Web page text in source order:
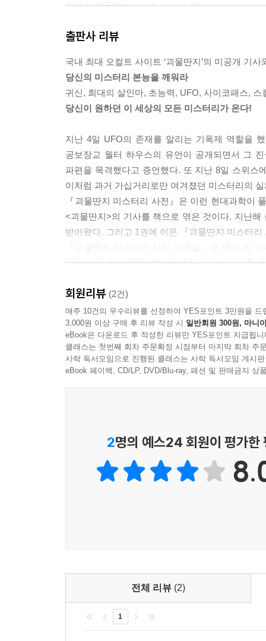
외계인과 관계를 맺었다는 피터 코우리
지구인을 납치하는 이유는 무엇인가
우주 행성의 지구 통신원, 미첼 자매
카라해에 추락한 UFO의 마이크로칩
외계인 사냥꾼의 인간 납치 판별법
지구에 남은 외계인의 메시지
수박에 기이한 문양을 새겨놓은 외계인
UFO의 자국이 몸에 남은 스티븐 미찰락
맨 인 블랙의 실체는 OSIR 부서
베일 속에 가려진 OSIR 부서
최초의 UFO 사고에 개입한 맨 인 블랙
기억을 지우는 장비가 실제로 존재한다?
UFO를 공식적으로 인식하라
멕시코 군 당국이 공식 인정한 UFO 필름
우주에 다른 생명체가 존재하는가
달은 누가 만들었는가?
달에 영혼을 통제하는 모노리스가 있다
화성과 라디오 전파를 주고받은 사람
PART 4 진실은 저 너머에, 음모의 미스터리
개인 정보가 있는 칩을 몸속에 이식하다
하이테크가 공포로 다가온다
전기민감성 신드롬
프리메이슨, 그들을 파헤친다
프리메이슨과 템플 기사단은 누구인가
살인마 잭 더 리퍼는 프리메이슨?
90쪽에 약 50cm 크기로 그려져 있다.
전방에 갑자기 사람이 나타나 급히 핸들을 꺾다
가 대부분이다. 실제로 투엔문 고속도로에서 귀신
고속도로를 지나던 한 처녀가 뺑소니차에 치여
에 치였고, 운전자가 그대로 도주해 아까운 목숨을
너무 놀라 황급히 컴퓨터를 끈 샌디는 마음을 진
들려요” 하고 대답했다. 순간 온 집 안의 전기가
살해당했다고 말했다. 샌디는 사건에 대해 자세
사실을 알게 되었다.
― < 2장 컴퓨터를 통해 자신의 살인자를 지목한
장애자를 일컫는 말로 그 특징은 희생자에 대해
걸맞은 교양까지 갖춘 백인 남성이다.
― < 2장 사이코패스 살인마, 테드 번디 > 중에서
1992년 7월 23일, 그는 자다가 인기척에 눈을 떴
양인이었다. 여인들은 얼굴이 길고 뾰족한 턱에
의 머리카락이 감겨 있었다.
그는 아래와 같은 상황을 여러 번 경험했다면 자
미국의 1달러 지폐 뒷면에는 피라미드 모양이 있
내려오는 ‘모든 것을 보는 눈’을 뜻한다. 일부 음
실체가 공개되지 않은 범세계적 절대 권력을 가
출판사 리뷰
국내 최대 오컬트 사이트 ‘괴물딴지’의 미공개 기
당신의 미스터리 본능을 깨워라
귀신, 희대의 살인마, 초능력, UFO, 사이코패스,
당신이 원하던 이 세상의 모든 미스터리가 온다!
지난 4일 UFO의 존재를 알리는 기폭제 역할을
공보장교 월터 하우스의 유언이 공개되면서 그
파편을 목격했다고 증언했다. 또 지난 8일 스위스
이처럼 과거 가십거리로만 여겨졌던 미스터리의
『괴물딴지 미스터리 사전』은 이런 현대과학이
<괴물딴지>의 기사를 책으로 엮은 것이다. 지난
받아왔다. 그리고 1권에 이은 『괴물딴지 미스터
엽기 상식 등 다양한 분야의 121가지 이야기를
내용의 깊이를 더했고, <괴물딴지> 사이트에서 볼
PART1. 풀리지 않는 수수께끼, 역사 미스터리에
되고 있는 역사 속 미스터리를 다룬다. ‘로슬린 성
등은 제목만으로도 호기심을 자아낸다.
미스터리를 소개한다. ‘귀신 붙은 어릿광대 인형
음모론은 우리의 현실을 의심하게 한다. 마지막
엎는 엽기 미스터리들을 다룬다. 부록에서는 <괴
회원리뷰 (2건)
매주 10건의 우수리뷰를 선정하여 YES포인트 3만원을 드
3,000원 이상 구매 후 리뷰 작성 시 일반회원 300원, 마니
eBook은 다운로드 후 작성한 리뷰만 YES포인트 지급됩니
클래스는 첫번째 회차 주문확정 시점부터 마지막 회차 주
사락 독서모임으로 진행된 클래스는 사락 독서모임 게시
eBook 페이백, CD/LP, DVD/Blu-ray, 패션 및 판매금지 상
2명의 예스24 회원이 평가한
전체 리뷰 (2)
1